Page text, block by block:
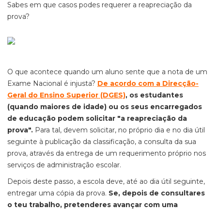
Sabes em que casos podes requerer a reapreciação da
prova?
O que acontece quando um aluno sente que a nota de um
Exame Nacional é injusta? De acordo com a Direcção-
Geral do Ensino Superior (DGES), os estudantes
(quando maiores de idade) ou os seus encarregados
de educação podem solicitar "a reapreciação da
prova". Para tal, devem solicitar, no próprio dia e no dia útil
seguinte à publicação da classificação, a consulta da sua
prova, através da entrega de um requerimento próprio nos
serviços de administração escolar.
Depois deste passo, a escola deve, até ao dia útil seguinte,
entregar uma cópia da prova. Se, depois de consultares
o teu trabalho, pretenderes avançar com uma